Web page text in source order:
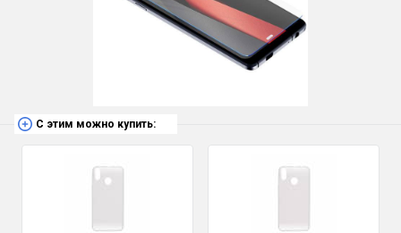
С этим можно купить: